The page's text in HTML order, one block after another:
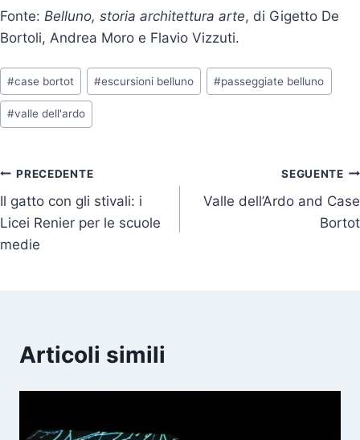
Fonte: Belluno, storia architettura arte, di Gigetto De
Bortoli, Andrea Moro e Flavio Vizzuti.
Tag
articolo:
#case bortot #escursioni belluno #passeggiate belluno
#valle dell'ardo
Navigazione
articoli
PRECEDENTE
Il gatto con gli stivali: i
Licei Renier per le scuole
medie
SEGUENTE
Valle dell’Ardo and Case
Bortot
Articoli simili